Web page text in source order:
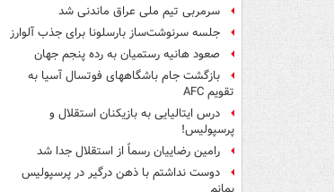
سرمربی تیم ملی عراق ماندنی شد
جلسه سرنوشت‌ساز بارسلونا برای جذب آلوارز
صعود هانیه رستمیان به رده پنجم جهان
بازگشت جام باشگاههای فوتسال آسیا به
تقویم AFC
درس ایتالیایی‌ به بازیکنان استقلال و
پرسپولیس!
رامین رضاییان رسماً از استقلال جدا شد
دوست نداشتم با ذهن درگیر در پرسپولیس